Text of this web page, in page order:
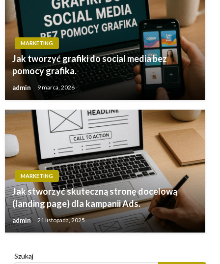
MARKETING
Jak tworzyć grafiki do social media bez
pomocy grafika.
admin 9 marca, 2026
MARKETING
Jak stworzyć skuteczną stronę docelową
(landing page) dla kampanii Ads.
admin 21 listopada, 2025
Szukaj